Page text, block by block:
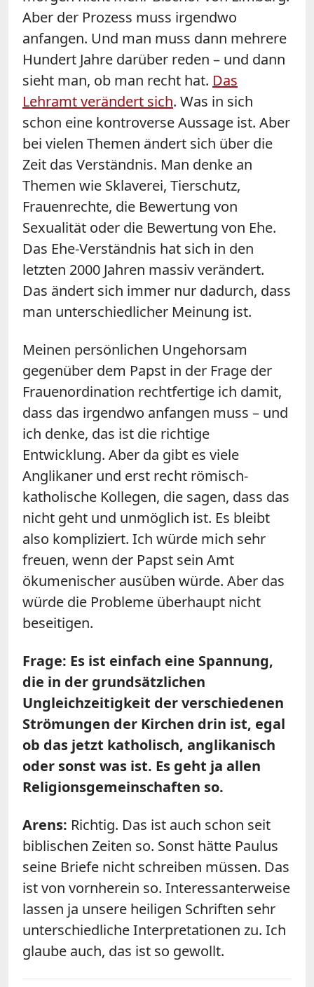
Aber der Prozess muss irgendwo
anfangen. Und man muss dann mehrere
Hundert Jahre darüber reden – und dann
sieht man, ob man recht hat. Das
Lehramt verändert sich. Was in sich
schon eine kontroverse Aussage ist. Aber
bei vielen Themen ändert sich über die
Zeit das Verständnis. Man denke an
Themen wie Sklaverei, Tierschutz,
Frauenrechte, die Bewertung von
Sexualität oder die Bewertung von Ehe.
Das Ehe-Verständnis hat sich in den
letzten 2000 Jahren massiv verändert.
Das ändert sich immer nur dadurch, dass
man unterschiedlicher Meinung ist.
Meinen persönlichen Ungehorsam
gegenüber dem Papst in der Frage der
Frauenordination rechtfertige ich damit,
dass das irgendwo anfangen muss – und
ich denke, das ist die richtige
Entwicklung. Aber da gibt es viele
Anglikaner und erst recht römisch-
katholische Kollegen, die sagen, dass das
nicht geht und unmöglich ist. Es bleibt
also kompliziert. Ich würde mich sehr
freuen, wenn der Papst sein Amt
ökumenischer ausüben würde. Aber das
würde die Probleme überhaupt nicht
beseitigen.
Frage: Es ist einfach eine Spannung,
die in der grundsätzlichen
Ungleichzeitigkeit der verschiedenen
Strömungen der Kirchen drin ist, egal
ob das jetzt katholisch, anglikanisch
oder sonst was ist. Es geht ja allen
Religionsgemeinschaften so.
Arens: Richtig. Das ist auch schon seit
biblischen Zeiten so. Sonst hätte Paulus
seine Briefe nicht schreiben müssen. Das
ist von vornherein so. Interessanterweise
lassen ja unsere heiligen Schriften sehr
unterschiedliche Interpretationen zu. Ich
glaube auch, das ist so gewollt.